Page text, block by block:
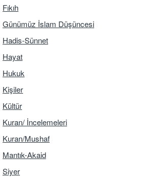
Fıkıh
Günümüz İslam Düşüncesi
Hadis-Sünnet
Hayat
Hukuk
Kişiler
Kültür
Kuran/ İncelemeleri
Kuran/Mushaf
Mantık-Akaid
Siyer